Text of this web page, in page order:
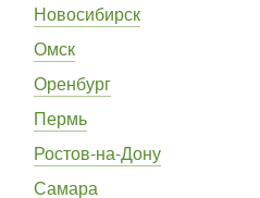
Новосибирск
Омск
Оренбург
Пермь
Ростов-на-Дону
Самара